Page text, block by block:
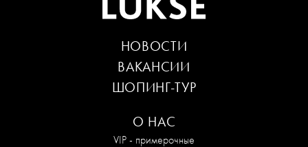
О НАС
VIP - примерочные
НОВОСТИ
ВАКАНСИИ
ШОПИНГ-ТУР